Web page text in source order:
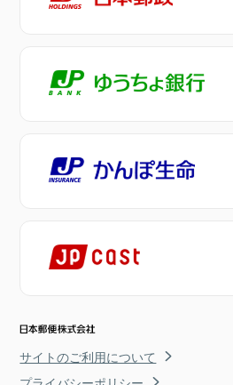
サイトのご利用について